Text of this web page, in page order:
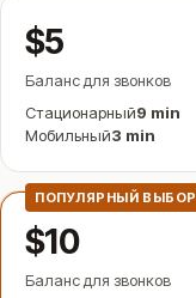
$5
Баланс для звонков
Стационарный9 min
Мобильный3 min
ПОПУЛЯРНЫЙ ВЫБОР
$10
Баланс для звонков